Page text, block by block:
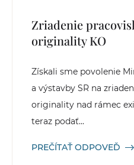
Zriadenie
originality KO
Získali sme povolenie
a výstavby SR na
originality nad rámec
teraz podať...
PREČÍTAŤ ODPOVEĎ